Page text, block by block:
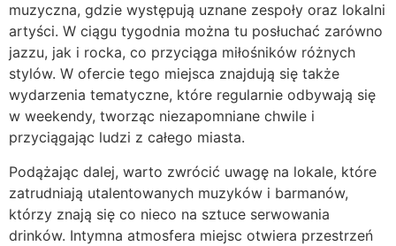
muzyczna, gdzie występują uznane zespoły oraz lokalni
artyści. W ciągu tygodnia można tu posłuchać zarówno
jazzu, jak i rocka, co przyciąga miłośników różnych
stylów. W ofercie tego miejsca znajdują się także
wydarzenia tematyczne, które regularnie odbywają się
w weekendy, tworząc niezapomniane chwile i
przyciągając ludzi z całego miasta.
Podążając dalej, warto zwrócić uwagę na lokale, które
zatrudniają utalentowanych muzyków i barmanów,
którzy znają się co nieco na sztuce serwowania
drinków. Intymna atmosfera miejsc otwiera przestrzeń